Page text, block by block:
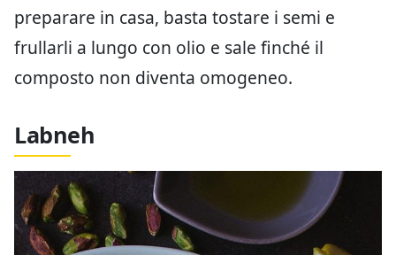
preparare in casa, basta tostare i semi e
frullarli a lungo con olio e sale finché il
composto non diventa omogeneo.
Labneh